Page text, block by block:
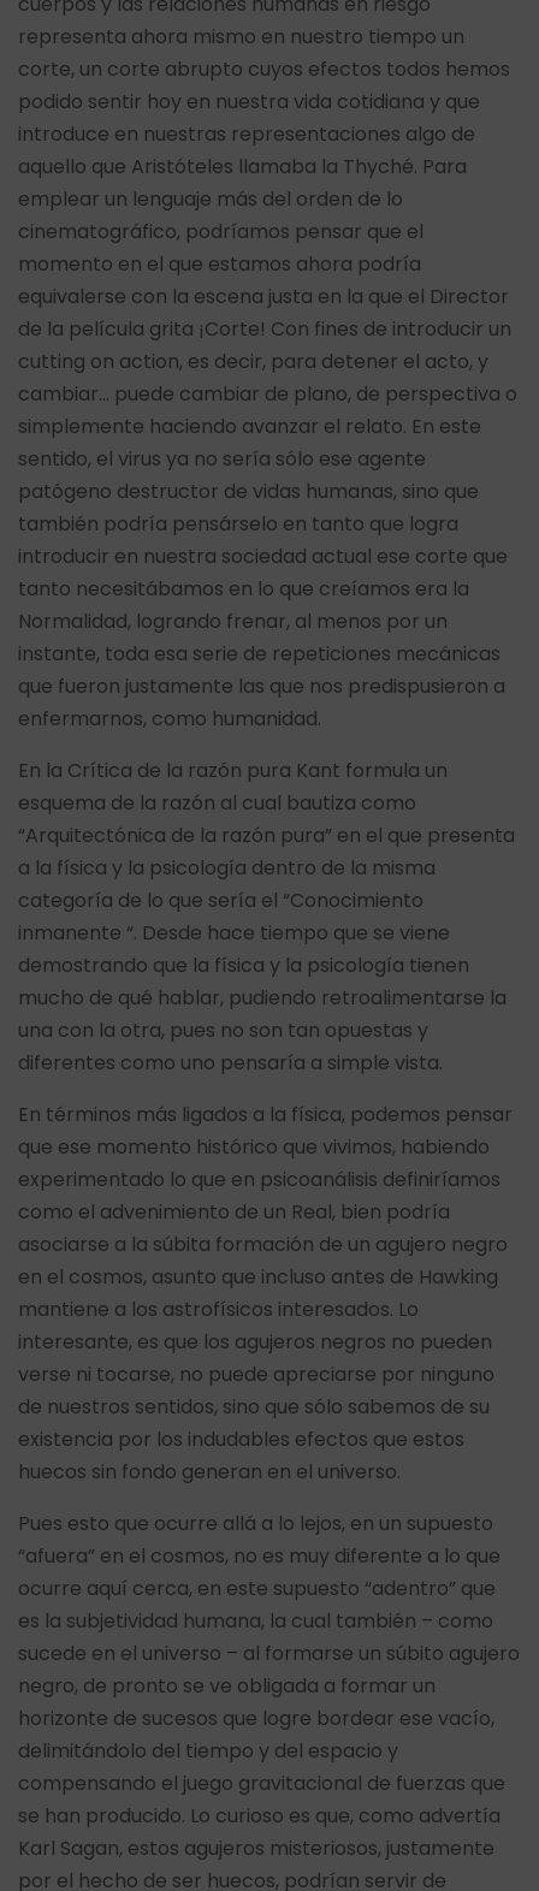
representa ahora mismo en nuestro tiempo un
corte, un corte abrupto cuyos efectos todos hemos
podido sentir hoy en nuestra vida cotidiana y que
introduce en nuestras representaciones algo de
aquello que Aristóteles llamaba la Thyché. Para
emplear un lenguaje más del orden de lo
cinematográfico, podríamos pensar que el
momento en el que estamos ahora podría
equivalerse con la escena justa en la que el Director
de la película grita ¡Corte! Con fines de introducir un
cutting on action, es decir, para detener el acto, y
cambiar… puede cambiar de plano, de perspectiva o
simplemente haciendo avanzar el relato. En este
sentido, el virus ya no sería sólo ese agente
patógeno destructor de vidas humanas, sino que
también podría pensárselo en tanto que logra
introducir en nuestra sociedad actual ese corte que
tanto necesitábamos en lo que creíamos era la
Normalidad, logrando frenar, al menos por un
instante, toda esa serie de repeticiones mecánicas
que fueron justamente las que nos predispusieron a
enfermarnos, como humanidad.
En la Crítica de la razón pura Kant formula un
esquema de la razón al cual bautiza como
“Arquitectónica de la razón pura” en el que presenta
a la física y la psicología dentro de la misma
categoría de lo que sería el “Conocimiento
inmanente “. Desde hace tiempo que se viene
demostrando que la física y la psicología tienen
mucho de qué hablar, pudiendo retroalimentarse la
una con la otra, pues no son tan opuestas y
diferentes como uno pensaría a simple vista.
En términos más ligados a la física, podemos pensar
que ese momento histórico que vivimos, habiendo
experimentado lo que en psicoanálisis definiríamos
como el advenimiento de un Real, bien podría
asociarse a la súbita formación de un agujero negro
en el cosmos, asunto que incluso antes de Hawking
mantiene a los astrofísicos interesados. Lo
interesante, es que los agujeros negros no pueden
verse ni tocarse, no puede apreciarse por ninguno
de nuestros sentidos, sino que sólo sabemos de su
existencia por los indudables efectos que estos
huecos sin fondo generan en el universo.
Pues esto que ocurre allá a lo lejos, en un supuesto
“afuera” en el cosmos, no es muy diferente a lo que
ocurre aquí cerca, en este supuesto “adentro” que
es la subjetividad humana, la cual también – como
sucede en el universo – al formarse un súbito agujero
negro, de pronto se ve obligada a formar un
horizonte de sucesos que logre bordear ese vacío,
delimitándolo del tiempo y del espacio y
compensando el juego gravitacional de fuerzas que
se han producido. Lo curioso es que, como advertía
Karl Sagan, estos agujeros misteriosos, justamente
por el hecho de ser huecos, podrían servir de